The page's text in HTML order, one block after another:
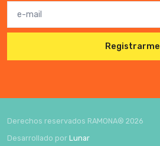
Registrarme
Derechos reservados RAMONA® 2026
Desarrollado por Lunar